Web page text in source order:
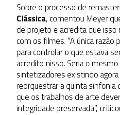
Sobre o processo de
Clássica, comentou Meyer
de projeto e acredita que isso
com os filmes. “A única razão
para controlar o que estava
acredito nisso. Seria o
sintetizadores existindo
reorquestrar a quinta sinfonia
que os trabalhos de arte
integridade preservada”,